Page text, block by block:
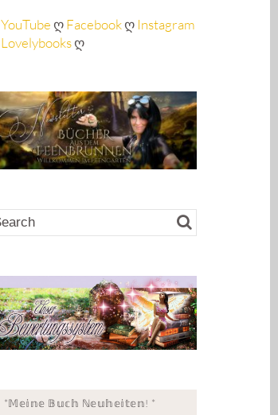
YouTubeღFacebookღ Instagram
Lovelybooksღ
*𝕄𝕖𝕚𝕟𝕖 𝔹𝕦𝕔𝕙 ℕ𝕖𝕦𝕙𝕖𝕚𝕥𝕖𝕟! *